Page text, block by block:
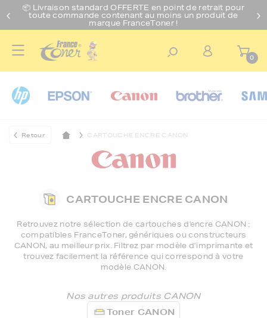
📦 Livraison standard OFFERTE en point de retrait pour
toute commande contenant au moins un produit de
marque FranceToner !
0
Retour CARTOUCHE ENCRE CANON
CARTOUCHE ENCRE CANON
Retrouvez notre sélection de cartouches d'encre CANON :
compatibles FranceToner, génériques ou constructeurs
CANON, au meilleur prix. Filtrez par modèle d’imprimante et
trouvez facilement la référence qui correspond à votre
modèle CANON.
Nos autres produits CANON
Toner CANON